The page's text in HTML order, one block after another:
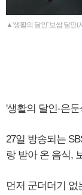
▲'생활의 달인' 보쌈 달인(
'생활의 달인-은
27일 방송되는
랑 받아 온 음식,
먼저 군더더기